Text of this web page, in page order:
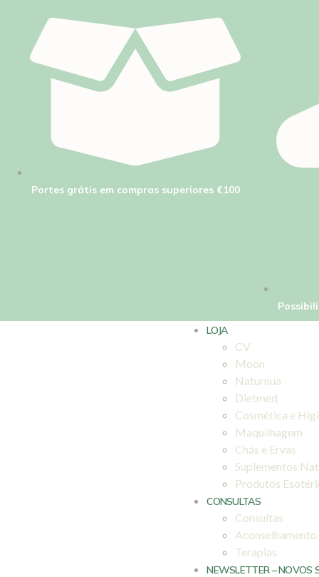
Portes grátis em compras superiores €100
LOJA
CV
Moon
Naturnua
Dietmed
Cosmética e
Maquilhagem
Chás e Ervas
Suplementos
Produtos
CONSULTAS
Consultas
Terapias
NEWSLETTER – NOVOS